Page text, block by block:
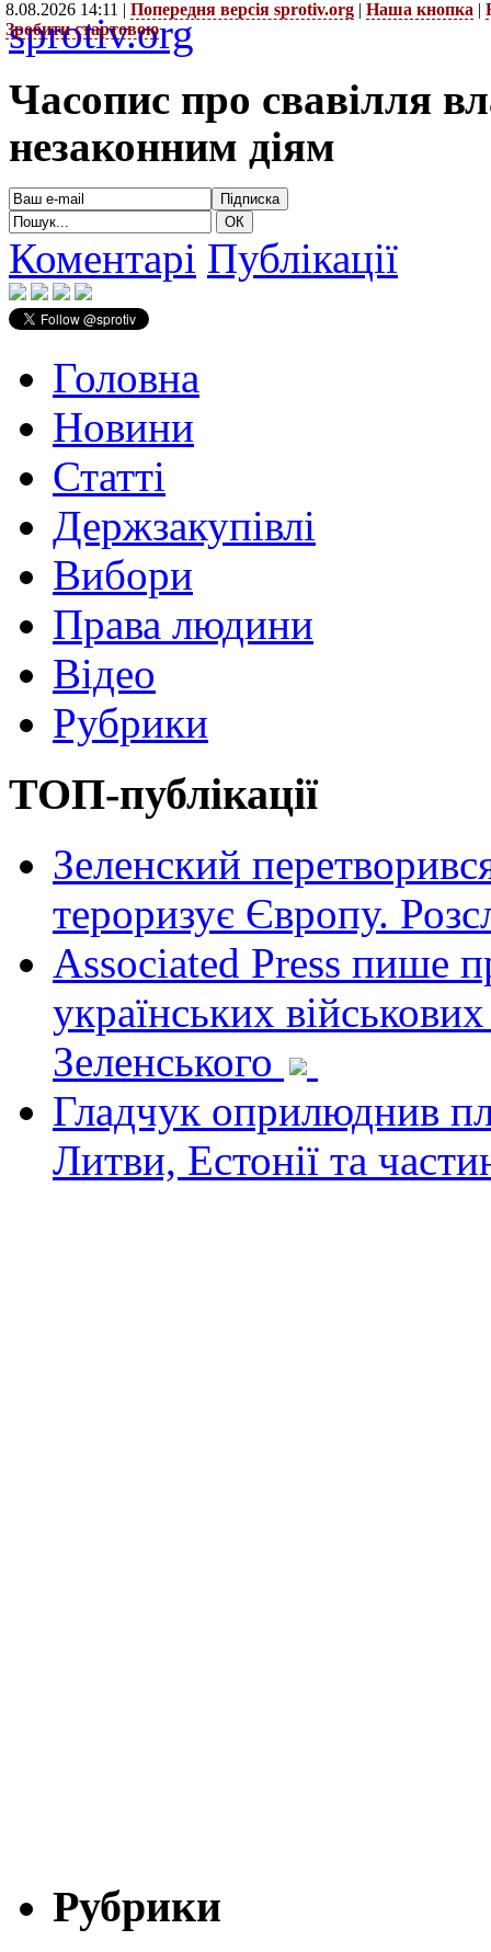
8.08.2026 14:11 | Попередня версія sprotiv.org | Наша кнопка |
Зробити стартовою
sprotiv.org
Часопис про свавілля
незаконним діям
Коментарі Публікації
Головна
Новини
Статті
Держзакупівлі
Вибори
Права людини
Відео
Рубрики
ТОП-публікації
Зеленский
тероризує Європу.
Associated Press пише
українських
Зеленського
Гладчук оприлюднив
Литви, Естонії та
Рубрики